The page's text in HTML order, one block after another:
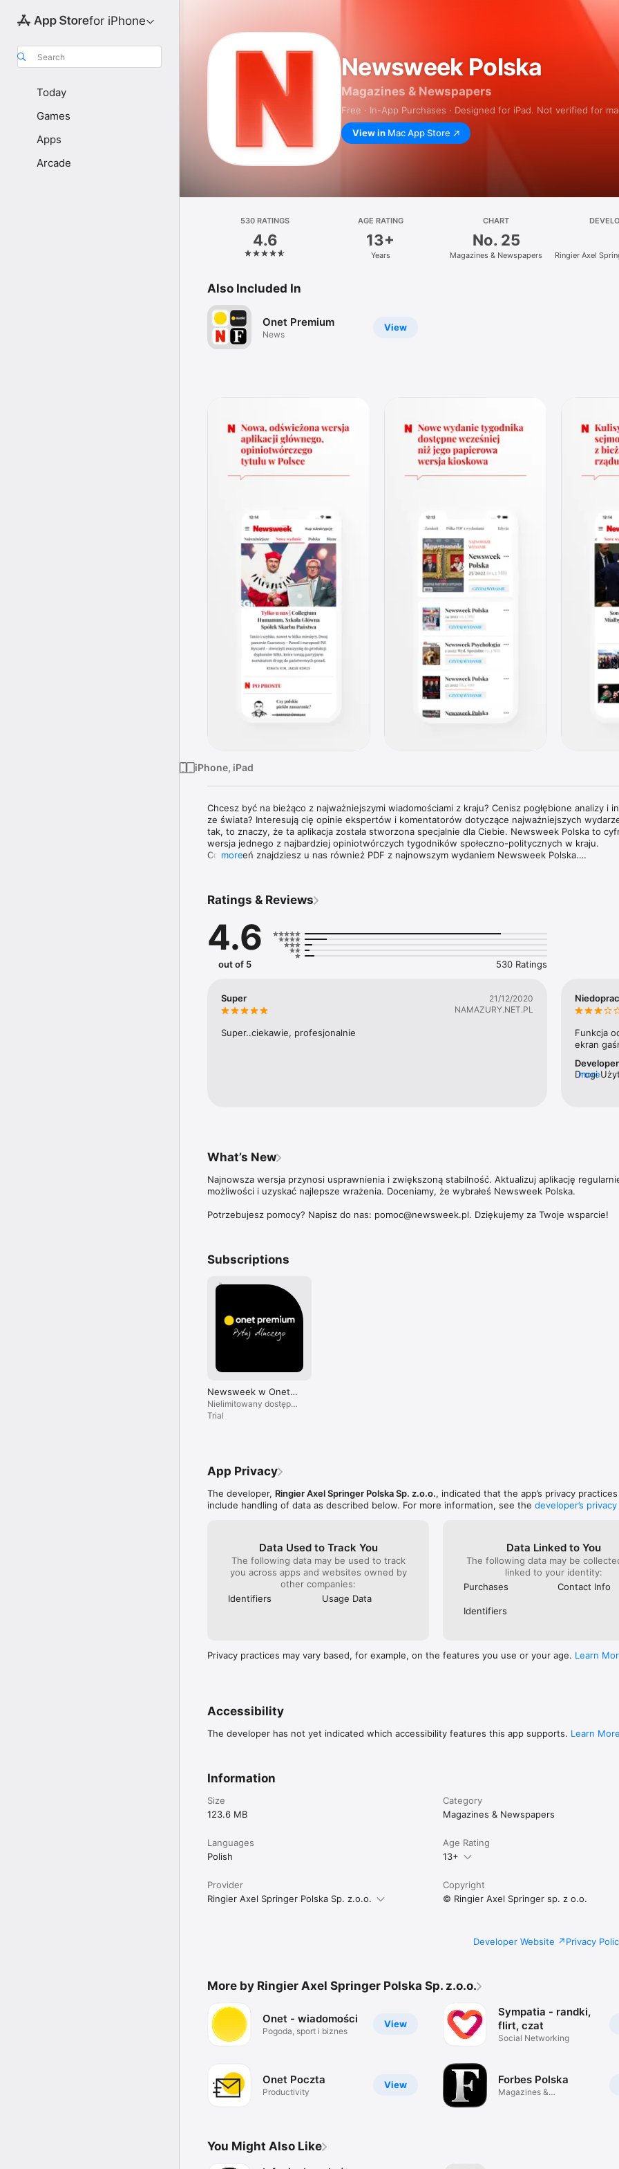
for iPhone
Search
Today
Games
Apps
Arcade
Newsweek Polska
Magazines & Newspapers
Free · In-App Purchases · Designed for iPad. Not verified for
View in Mac App Store
530 RATINGS
4.6
AGE RATING
13+
Years
CHART
No. 25
Magazines & Newspapers
Ringier Axel
Also Included In
View
Onet Premium
News
iPhone, iPad
Chcesz być na bieżąco z najważniejszymi wiadomościami z kraju? Cenisz pogłębione analizy i
ze świata? Interesują cię opinie ekspertów i komentatorów dotyczące najważniejszych
tak, to znaczy, że ta aplikacja została stworzona specjalnie dla Ciebie. Newsweek Polska to
wersja jednego z najbardziej opiniotwórczych tygodników społeczno-politycznych w kraju.
Co tydzień znajdziesz u nas również PDF z najnowszym wydaniem Newsweek Polska.
ekspertów w swoich dziedzinach. Tygodnik Newsweek Polska to także wywiady z autorytetami i
granicą.
Na łamach tygodnika publikują również cenieni publicyści, tacy jak Zbigniew Hołdys, Krzysztof
czy Marcin Meller.
ale także do wszystkich magazynów – np. „Newsweeka Historia”, Newsweek Psychologia”,
Zdrowie”,  oraz wszystkich wydań specjalnych.
Więcej szczegółów dotyczących subskrypcji, politykę prywatności oraz zasady użytkowania
more
Ratings & Reviews
4.6
out of 5 530 Ratings
Super
21/12/2020
NAMAZURY.NET.PL
Super..ciekawie, profesjonalnie
Funkcja
ekran
Drogi
more
What’s New
Najnowsza wersja przynosi usprawnienia i zwiększoną stabilność. Aktualizuj aplikację
możliwości i uzyskać najlepsze wrażenia. Doceniamy, że wybrałeś Newsweek Polska.
Potrzebujesz pomocy? Napisz do nas: pomoc@newsweek.pl. Dziękujemy za Twoje wsparcie!
Subscriptions
Newsweek w Onet
Premium
Nielimitowany dostęp
do treści i brak reklam.
Trial
App Privacy
The developer, Ringier Axel Springer Polska Sp. z.o.o., indicated that the app’s privacy
include handling of data as described below. For more information, see the developer’s
Data Used to Track You
The following data may be used to track
you across apps and websites owned by
other companies:
Identifiers
Usage Data
Data Linked to You
The following data may be
linked to your identity:
Purchases
Contact Info
Identifiers
Privacy practices may vary based, for example, on the features you use or your age. Learn
Accessibility
The developer has not yet indicated which accessibility features this app supports. Learn More
Information
Size
123.6 MB
Category
Magazines & Newspapers
Languages
Polish
Age Rating
13+
Provider
Ringier Axel Springer Polska Sp. z.o.o.
Copyright
© Ringier Axel Springer sp. z o.o.
Developer Website Privacy
More by Ringier Axel Springer Polska Sp. z.o.o.
View
Onet - wiadomości
Pogoda, sport i biznes
View
Onet Poczta
Productivity
Sympatia - randki,
flirt, czat
Social Networking
Forbes Polska
Magazines &
You Might Also Like